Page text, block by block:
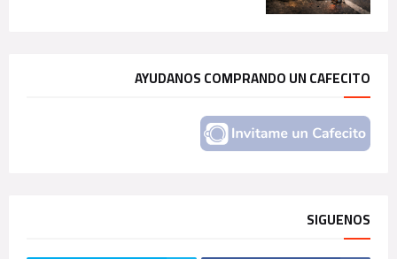
AYUDANOS COMPRANDO UN CAFECITO
SIGUENOS